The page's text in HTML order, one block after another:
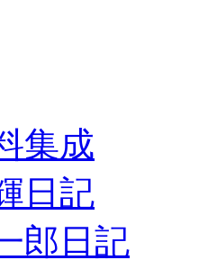
集成
日記
郎日記